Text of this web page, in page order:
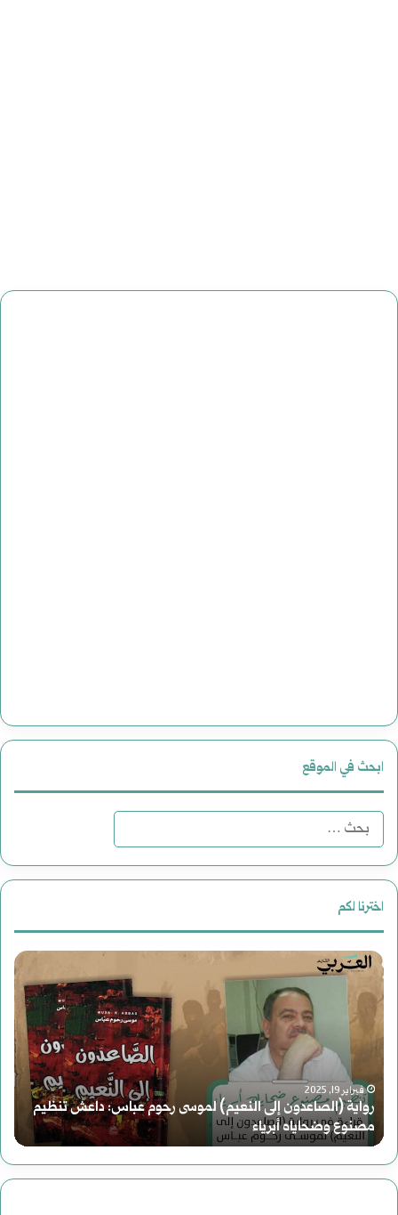
ابحث في الموقع
عن:
اخترنا لكم
رواية
(الصاعدون
إلى
النعيم)
لموسى
رحوم
عباس:
فبراير 19, 2025
رواية (الصاعدون إلى النعيم) لموسى رحوم عباس: داعش تنظيم
مصنوع وضحاياه أبرياء